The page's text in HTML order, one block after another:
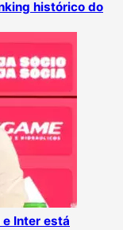
histórico do
Inter está